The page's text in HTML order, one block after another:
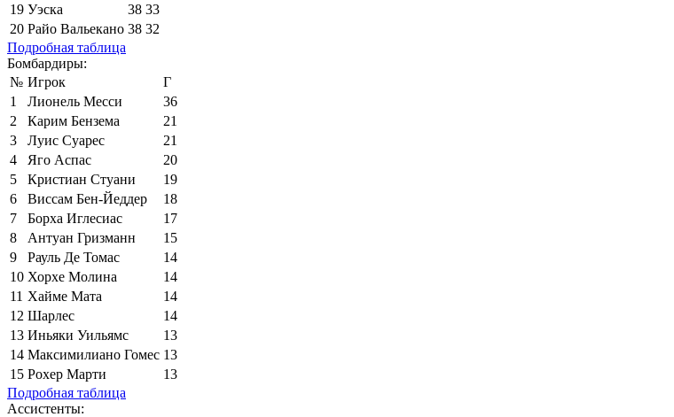
19 Уэска 38 33
20 Райо Вальекано 38 32
Подробная таблица
Бомбардиры:
№ Игрок
Г
1
Лионель Месси
36
2
Карим Бензема
21
3
Луис Суарес
21
4
Яго Аспас
20
5
Кристиан Стуани
19
6
Виссам Бен-Йеддер
18
7
Борха Иглесиас
17
8
Антуан Гризманн
15
9
Рауль Де Томас
14
10 Хорхе Молина
14
11 Хайме Мата
14
12 Шарлес
14
13 Иньяки Уильямс
13
14 Максимилиано Гомес 13
15 Рохер Марти
13
Подробная таблица
Ассистенты: